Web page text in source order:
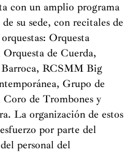
con un amplio programa
su sede, con recitales de
Orquesta
de Cuerda,
RCSMM Big
Grupo de
de Trombones y
La organización de estos
por parte del
personal del